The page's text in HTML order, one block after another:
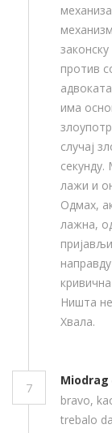
против
има
случај
секунду.
лажи и
Одмах,
лажна,
Ништа
Хвала.
7
Miodrag
bravo,
trebalo